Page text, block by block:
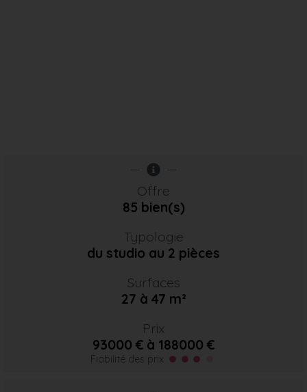
Offre
85 bien(s)
Typologie
du studio au 2 pièces
Surfaces
27 à 47 m²
Prix
93000 € à 188000 €
Fiabilité des prix